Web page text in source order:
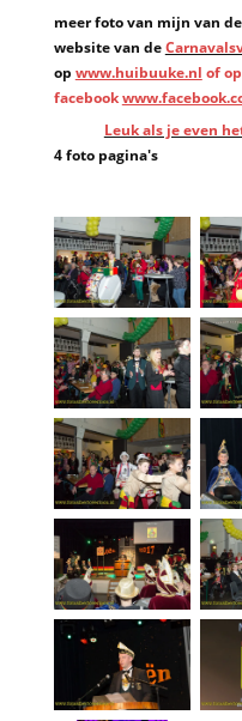
meer foto van mijn van
website van de
op www.huibuuke.nl of op
facebook
Leuk als je even
4 foto pagina's